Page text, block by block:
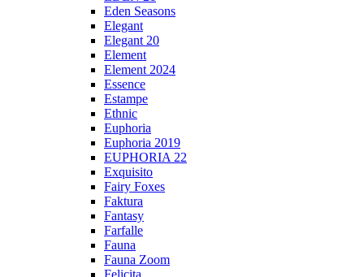
Eden Seasons
Elegant
Elegant 20
Element
Element 2024
Essence
Estampe
Ethnic
Euphoria
Euphoria 2019
EUPHORIA 22
Exquisito
Fairy Foxes
Faktura
Fantasy
Farfalle
Fauna
Fauna Zoom
Felicita